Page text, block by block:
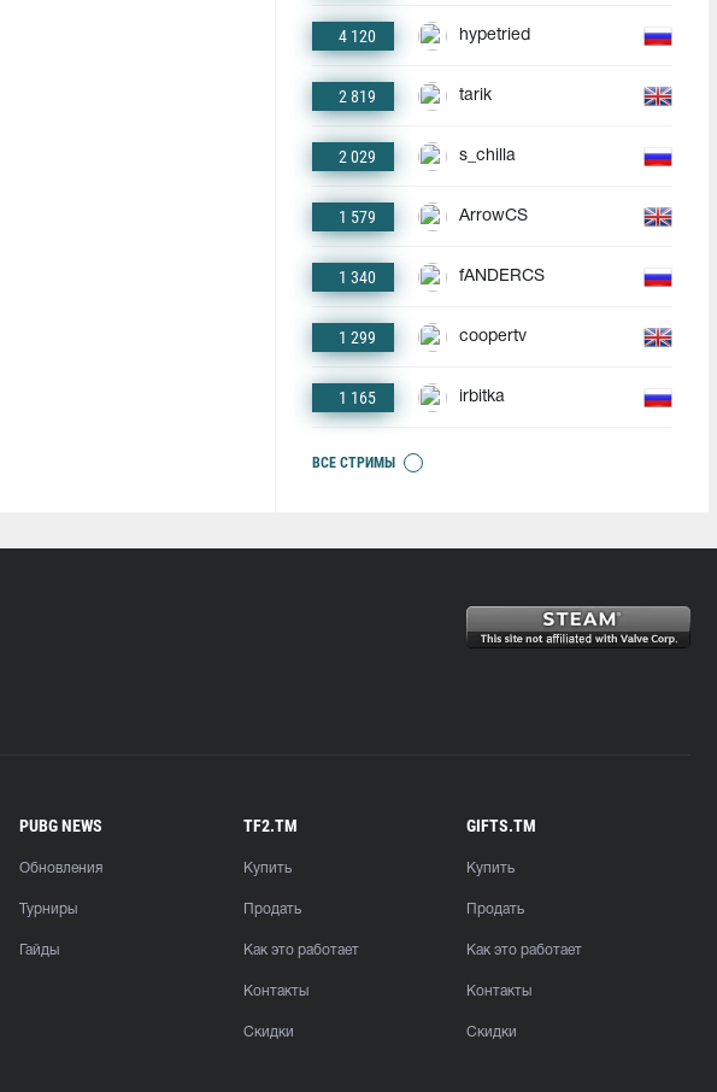
4 120 hypetried
2 819 tarik
2 029 s_chilla
1 579 ArrowCS
1 340 fANDERCS
1 299 coopertv
1 165 irbitka
ВСЕ СТРИМЫ
PUBG NEWS
Обновления
Турниры
Гайды
TF2.TM
Купить
Продать
Как это работает
Контакты
Скидки
GIFTS.TM
Купить
Продать
Как это работает
Контакты
Скидки